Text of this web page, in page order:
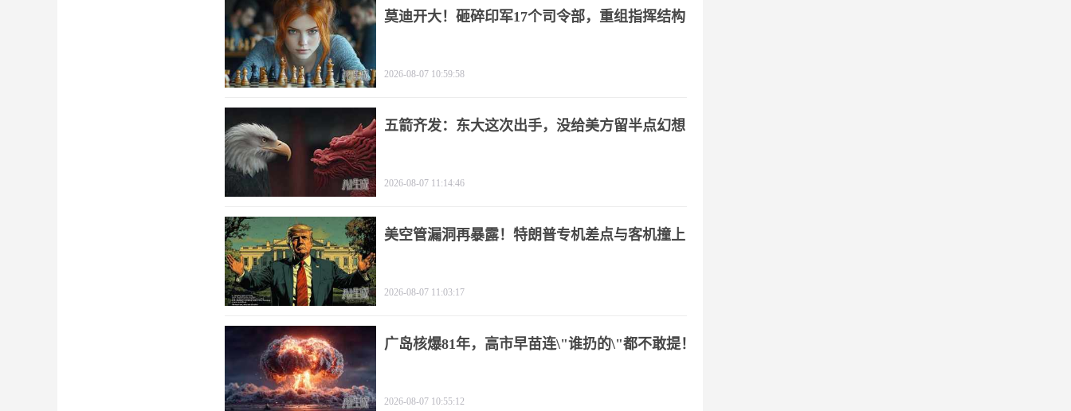
莫迪开大！砸碎印军17个司令部，重组指挥结构
2026-08-07 10:59:58
五箭齐发：东大这次出手，没给美方留半点幻想
2026-08-07 11:14:46
美空管漏洞再暴露！特朗普专机差点与客机撞上
2026-08-07 11:03:17
广岛核爆81年，高市早苗连\"谁扔的\"都不敢提！
2026-08-07 10:55:12